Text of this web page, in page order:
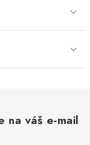
na váš e-mail